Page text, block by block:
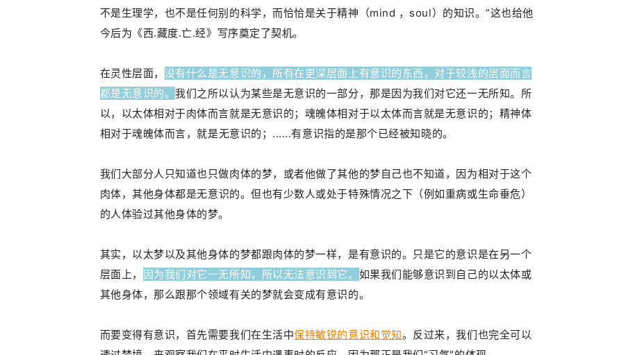
不是生理学，也不是任何别的科学，而恰恰是关于精神（mind ，soul）的知识。”这也给他
今后为《西.藏度.亡.经》写序奠定了契机。
在灵性层面， 没有什么是无意识的，所有在更深层面上有意识的东西，对于较浅的层面而言
都是无意识的。我们之所以认为某些是无意识的一部分，那是因为我们对它还一无所知。 所
以，以太体相对于肉体而言就是无意识的；魂魄体相对于以太体而言就是无意识的； 精神体
相对于魂魄体而言，就是无意识的 ； ......有意识指的是那个已经被知晓的。
我们大部分人只知道也只做肉体的梦，或者他做了其他的梦自己也不知道，因为相对于这个
肉体，其他身体都是无意识的。但也有少数人或处于特殊情况之下（例如重病或生命垂危）
的人体验过其他身体的梦。
其实，以太梦以及其他身体的梦都跟肉体的梦一样，是有意识的。只是它的意识是在另一个
层面上， 因为我们对它一无所知，所以无法意识到它。 如果我们能够意识到自己的以太体或
其他身体，那么跟那个领域有关的梦就会变成有意识的。
而要变得有意识，首先需要我们在生活中保持敏锐的意识和觉知。反过来，我们也完全可以